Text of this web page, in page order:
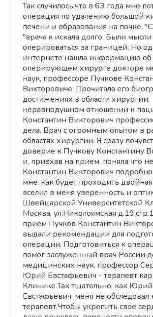
Так случилось,что в 63 года мне
операция по удалению большой
печени и образования на почке.
"врача я искала долго. Были мысли
оперироваться за границей. Но
интернете нашла информацию об
оперирующем хирурге докторе
наук, профессоре Пучкове
Викторовиче. Прочитала его
достижениях в области хирургии,
неравнодушном отношении к
Константин Викторович
дела. Врач с огромным опытом в
областях хирургии. Я сразу
доверие к Пучкову Константину
и, приехав на прием, поняла что
Константин Викторович подробно
мне, как будет проходить
вселил в меня уверенность и
Швейцарской Университетской
Москва, ул.Николоямская
прием Пучков Константин
выдали рекомендации для
операции. Подготовиться к
помог заслуженный врач России
медицинских наук, профессор
Юрий Евстафьевич - терапевт
Клинике.Так тщательно, как Юрий
Евстафьевич, меня не
терапевт.Чтобы укрепить свое